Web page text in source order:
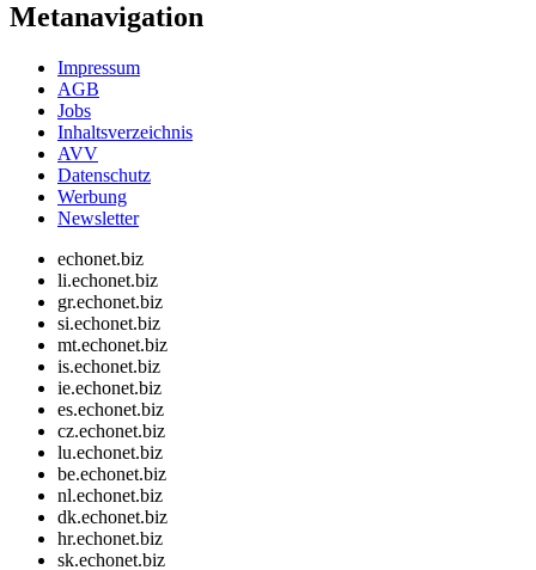
Metanavigation
Impressum
AGB
Jobs
Inhaltsverzeichnis
AVV
Datenschutz
Werbung
Newsletter
echonet.biz
li.echonet.biz
gr.echonet.biz
si.echonet.biz
mt.echonet.biz
is.echonet.biz
ie.echonet.biz
es.echonet.biz
cz.echonet.biz
lu.echonet.biz
be.echonet.biz
nl.echonet.biz
dk.echonet.biz
hr.echonet.biz
sk.echonet.biz